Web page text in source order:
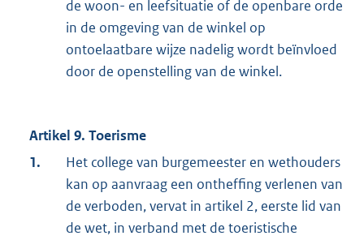
de woon- en leefsituatie of de openbare orde
in de omgeving van de winkel op
ontoelaatbare wijze nadelig wordt beïnvloed
door de openstelling van de winkel.
Artikel 9. Toerisme
1.
Het college van burgemeester en wethouders
kan op aanvraag een ontheffing verlenen van
de verboden, vervat in artikel 2, eerste lid van
de wet, in verband met de toeristische